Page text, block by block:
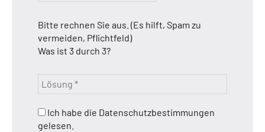
Bitte rechnen Sie aus. (Es hilft, Spam zu
vermeiden, Pflichtfeld)
Was ist 3 durch 3?
Ich habe die Datenschutzbestimmungen
gelesen.